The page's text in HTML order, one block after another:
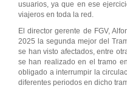
usuarios, ya que en ese
viajeros en toda la red.
El director gerente de FGV,
2025 la segunda mejor del
se han visto afectados, entre
se han realizado en el tramo
obligado a interrumpir la
diferentes periodos en dicho